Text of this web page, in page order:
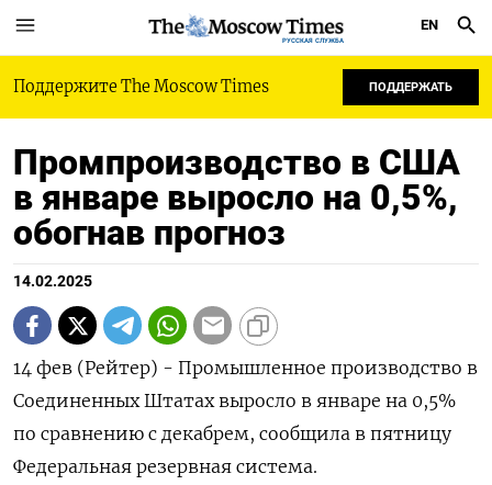
РУССКАЯ СЛУЖБА
EN
Поддержите The Moscow Times ПОДДЕРЖАТЬ
Промпроизводство в США
в январе выросло на 0,5%,
обогнав прогноз
14.02.2025
14 фев (Рейтер) - Промышленное производство в
Соединенных Штатах выросло в январе на 0,5%
по сравнению с декабрем, сообщила в пятницу
Федеральная резервная система.